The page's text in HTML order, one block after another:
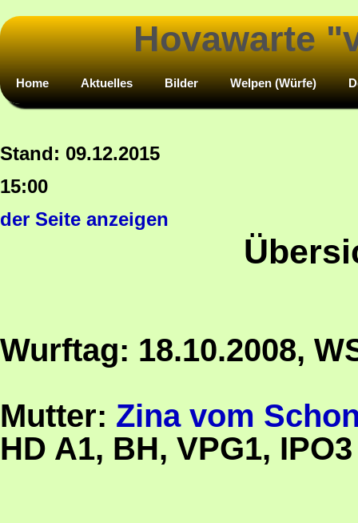
Hovawarte
Home Aktuelles Bilder Welpen (Würfe)
Stand: 09.12.2015
der Seite anzeigen
Wurftag: 18.10.2008,
Mutter: Zina vom
HD A1, BH, VPG1,